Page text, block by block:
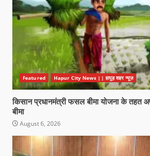
Featured Hapur City News || हापुड़ शहर न्यूज़
किसान प्रधानमंत्री फसल बीमा योजना के तहत
बीमा
August 6, 2026